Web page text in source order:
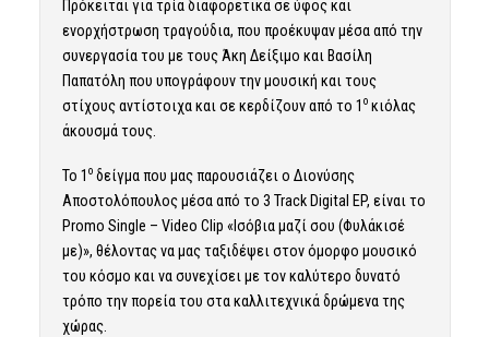
Πρόκειται για τρία διαφορετικά σε ύφος και
ενορχήστρωση τραγούδια, που προέκυψαν μέσα από την
συνεργασία του με τους Άκη Δείξιμο και Βασίλη
Παπατόλη που υπογράφουν την μουσική και τους
στίχους αντίστοιχα και σε κερδίζουν από το 1 οκιόλας
άκουσμά τους.
Το 1 οδείγμα που μας παρουσιάζει ο Διονύσης
Αποστολόπουλος μέσα από το 3 Track Digital EP, είναι το
Promo Single – Video Clip «Ισόβια μαζί σου (Φυλάκισέ
με)», θέλοντας να μας ταξιδέψει στον όμορφο μουσικό
του κόσμο και να συνεχίσει με τον καλύτερο δυνατό
τρόπο την πορεία του στα καλλιτεχνικά δρώμενα της
χώρας.